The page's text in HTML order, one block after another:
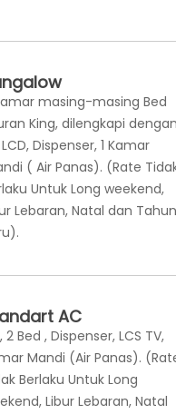
masing-masing Bed
King, dilengkapi dengan
Dispenser, 1 Kamar
( Air Panas). (Rate
Untuk Long weekend,
Lebaran, Natal dan Tahun
AC
2 Bed , Dispenser, LCS TV,
Mandi (Air Panas).
Berlaku Untuk Long
Libur Lebaran, Natal